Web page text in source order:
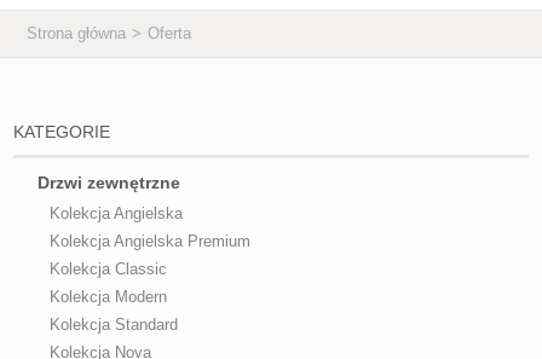
Strona główna > Oferta
KATEGORIE
Drzwi zewnętrzne
Kolekcja Angielska
Kolekcja Angielska Premium
Kolekcja Classic
Kolekcja Modern
Kolekcja Standard
Kolekcja Nova